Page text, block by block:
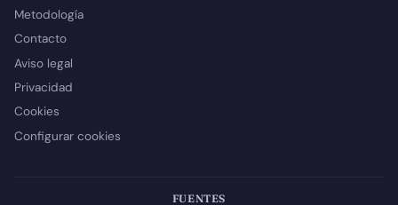
Metodología
Contacto
Aviso legal
Privacidad
Cookies
Configurar cookies
FUENTES